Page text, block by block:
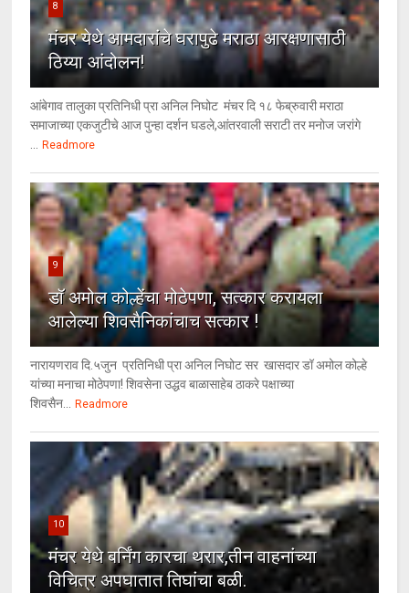
8
मंचर येथे आमदारांचे घरापुढे मराठा आरक्षणासाठी
ठिय्या आंदोलन!
आंबेगाव तालुका प्रतिनिधी प्रा अनिल निघोट मंचर दि १८ फेब्रुवारी मराठा
समाजाच्या एकजुटीचे आज पुन्हा दर्शन घडले,आंतरवाली सराटी तर मनोज जरांगे
... Readmore
9
डॉ अमोल कोल्हेंचा मोठेपणा, सत्कार करायला
आलेल्या शिवसैनिकांचाच सत्कार !
नारायणराव दि.५जुन प्रतिनिधी प्रा अनिल निघोट सर खासदार डॉ अमोल कोल्हे
यांच्या मनाचा मोठेपणा! शिवसेना उद्धव बाळासाहेब ठाकरे पक्षाच्या
शिवसैन... Readmore
10
मंचर येथे बर्निंग कारचा थरार,तीन वाहनांच्या
विचित्र अपघातात तिघांचा बळी.